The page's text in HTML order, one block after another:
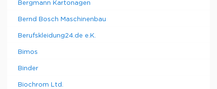
Bergmann Kartonagen
Bernd Bosch Maschinenbau
Berufskleidung24.de e.K.
Bimos
Binder
Biochrom Ltd.